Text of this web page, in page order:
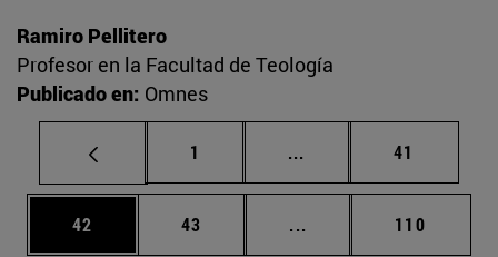
Ramiro Pellitero
Profesor en la Facultad de Teología
Publicado en: Omnes
Página
1 ... Páginas intermedias
Página
41
Página
42 Página
43 ... Páginas intermedias
Página
110